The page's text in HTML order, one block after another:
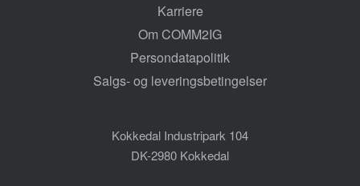
Karriere
Om COMM2IG
Persondatapolitik
Salgs- og leveringsbetingelser
Kokkedal Industripark 104
DK-2980 Kokkedal